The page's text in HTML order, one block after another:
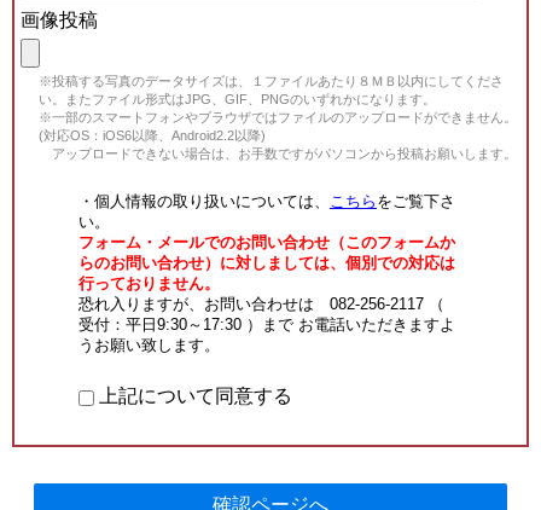
画像投稿
※投稿する写真のデータサイズは、１ファイルあたり８ＭＢ以内にしてくださ
い。またファイル形式はJPG、GIF、PNGのいずれかになります。
※一部のスマートフォンやブラウザではファイルのアップロードができません。
(対応OS：iOS6以降、Android2.2以降)
アップロードできない場合は、お手数ですがパソコンから投稿お願いします。
・個人情報の取り扱いについては、 こちら をご覧下さ
い。
フォーム・メールでのお問い合わせ（このフォームか
らのお問い合わせ）に対しましては、個別での対応は
行っておりません。
恐れ入りますが、お問い合わせは 082-256-2117 （
受付：平日9:30～17:30 ）まで お電話いただきますよ
うお願い致します。
上記について同意する
確認ページへ